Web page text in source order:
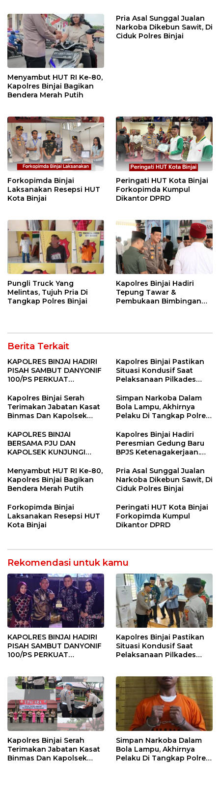
Menyambut HUT RI Ke-80,
Kapolres Binjai Bagikan
Bendera Merah Putih
Pria Asal Sunggal Jualan
Narkoba Dikebun Sawit, Di
Ciduk Polres Binjai
Forkopimda Binjai
Laksanakan Resepsi HUT
Kota Binjai
Peringati HUT Kota Binjai
Forkopimda Kumpul
Dikantor DPRD
Pungli Truck Yang
Melintas, Tujuh Pria Di
Tangkap Polres Binjai
Kapolres Binjai Hadiri
Tepung Tawar &
Pembukaan Bimbingan
Berita Terkait
KAPOLRES BINJAI HADIRI
PISAH SAMBUT DANYONIF
100/PS PERKUAT
Kapolres Binjai Pastikan
Situasi Kondusif Saat
Pelaksanaan Pilkades
Kapolres Binjai Serah
Terimakan Jabatan Kasat
Binmas Dan Kapolsek
Simpan Narkoba Dalam
Bola Lampu, Akhirnya
Pelaku Di Tangkap Polres
KAPOLRES BINJAI
BERSAMA PJU DAN
KAPOLSEK KUNJUNGI
BINJAI
Kapolres Binjai Hadiri
Peresmian Gedung Baru
BPJS Ketenagakerjaan.
Menyeluruh bagi Pekerja”
Menyambut HUT RI Ke-80,
Kapolres Binjai Bagikan
Bendera Merah Putih
Pria Asal Sunggal Jualan
Narkoba Dikebun Sawit, Di
Ciduk Polres Binjai
Forkopimda Binjai
Laksanakan Resepsi HUT
Kota Binjai
Peringati HUT Kota Binjai
Forkopimda Kumpul
Dikantor DPRD
Rekomendasi untuk kamu
KAPOLRES BINJAI HADIRI
PISAH SAMBUT DANYONIF
100/PS PERKUAT
Kapolres Binjai Pastikan
Situasi Kondusif Saat
Pelaksanaan Pilkades
Kapolres Binjai Serah
Terimakan Jabatan Kasat
Binmas Dan Kapolsek
Simpan Narkoba Dalam
Bola Lampu, Akhirnya
Pelaku Di Tangkap Polres